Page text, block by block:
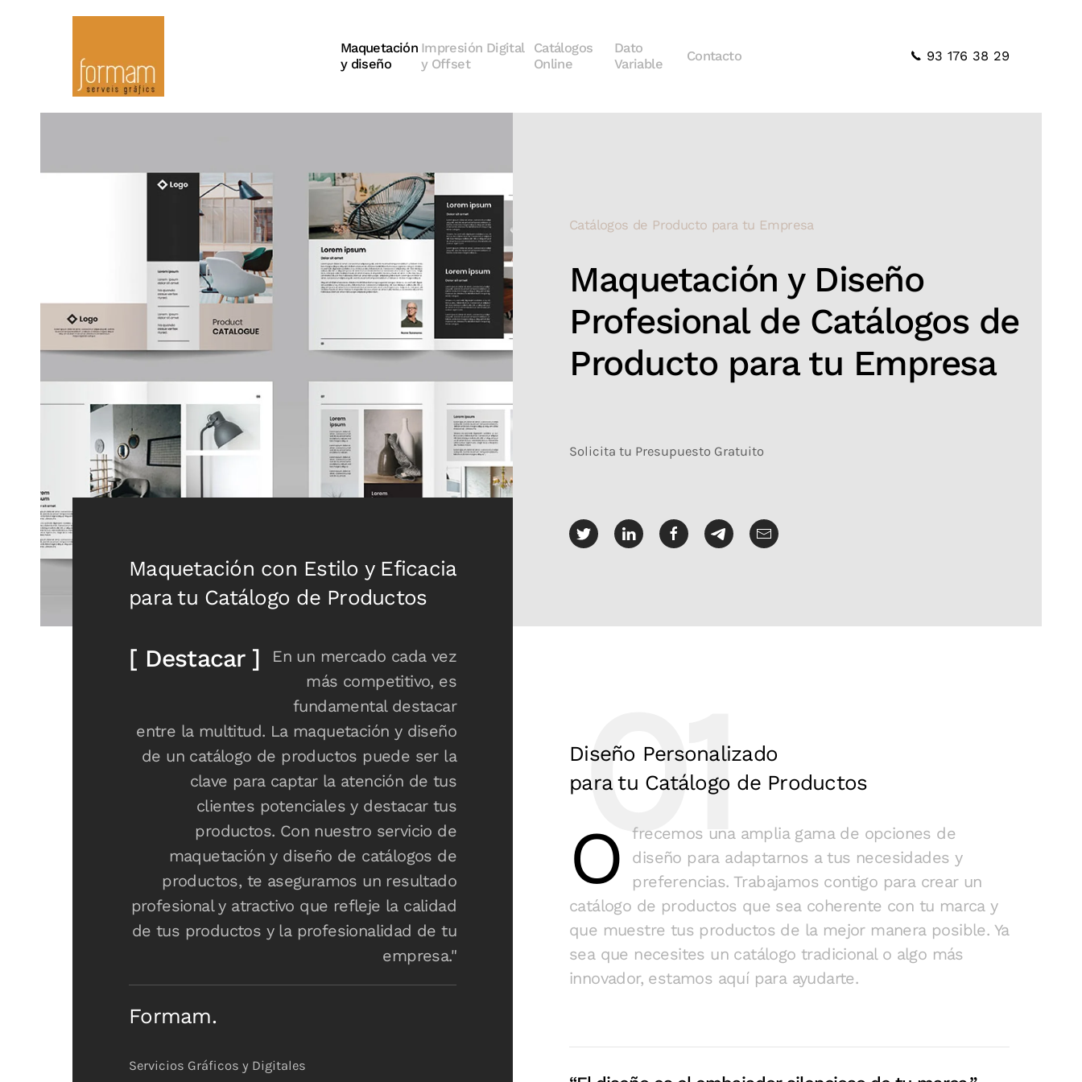
Maquetación
y diseño
Impresión Digital
y Offset
Catálogos
Online
Dato
Variable
Contacto 93 176 38 29
Catálogos de Producto para tu Empresa
Maquetación y Diseño
Profesional de Catálogos de
Producto para tu Empresa
Solicita tu Presupuesto Gratuito
Maquetación con Estilo y Eficacia
para tu Catálogo de Productos
[ Destacar ]
En un mercado cada vez
más competitivo, es
fundamental destacar
entre la multitud. La maquetación y diseño
de un catálogo de productos puede ser la
clave para captar la atención de tus
clientes potenciales y destacar tus
productos. Con nuestro servicio de
maquetación y diseño de catálogos de
productos, te aseguramos un resultado
profesional y atractivo que refleje la calidad
de tus productos y la profesionalidad de tu
empresa."
Formam.
Servicios Gráficos y Digitales
Diseño Personalizado
para tu Catálogo de Productos
O
frecemos una amplia gama de opciones de
diseño para adaptarnos a tus necesidades y
preferencias. Trabajamos contigo para crear un
catálogo de productos que sea coherente con tu marca y
que muestre tus productos de la mejor manera posible. Ya
sea que necesites un catálogo tradicional o algo más
innovador, estamos aquí para ayudarte.